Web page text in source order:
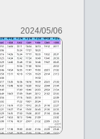
2024/05/06